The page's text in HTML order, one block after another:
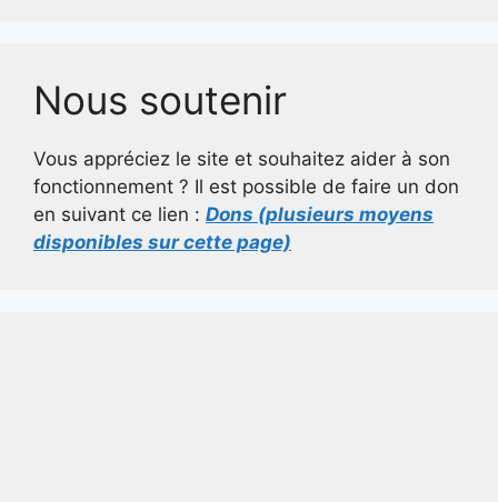
Nous soutenir
Vous appréciez le site et souhaitez aider à son
fonctionnement ? Il est possible de faire un don
en suivant ce lien : Dons (plusieurs moyens
disponibles sur cette page)